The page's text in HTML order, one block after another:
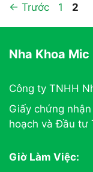
← Trước Trang
1 2
Nha Khoa Mic
Công ty TNHH
Giấy chứng
hoạch và Đầu tư
Giờ Làm Việc: